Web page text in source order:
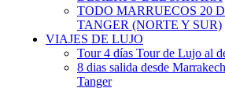
TODO MARRUECOS 20
TANGER (NORTE Y SUR)
VIAJES DE LUJO
Tour 4 días Tour de Lujo al
8 dias salida desde
Tanger